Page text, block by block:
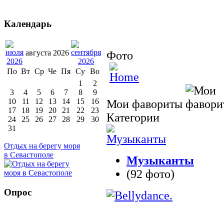
Фото
Мои фавориты
Категории
Музыканты
(92 фото)
Календарь
августа 2026
По Вт Ср Че Пя Су Во
1
2
3
4 5 6 7 8
9
10
11 12 13 14 15
16
17
18 19 20 21 22
23
24
25 26 27 28 29
30
31
Отдых на берегу моря
в Севастополе
Опрос